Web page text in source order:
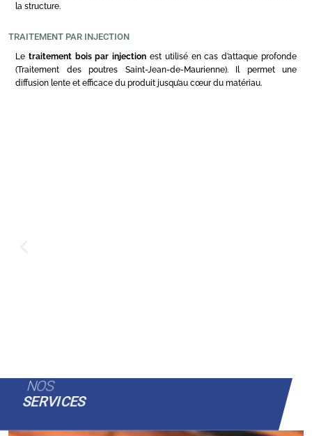
la structure.
TRAITEMENT PAR INJECTION
Le traitement bois par injection est utilisé en cas d’attaque profonde
(Traitement des poutres Saint-Jean-de-Maurienne). Il permet une
diffusion lente et efficace du produit jusqu’au cœur du matériau.
NOS
SERVICES